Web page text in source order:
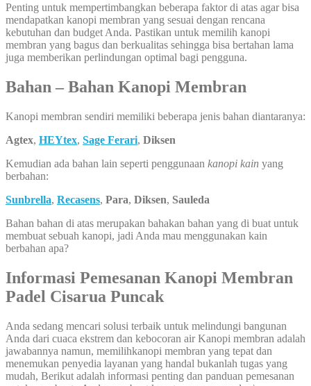
Penting untuk mempertimbangkan beberapa faktor di atas agar bisa
mendapatkan kanopi membran yang sesuai dengan rencana
kebutuhan dan budget Anda. Pastikan untuk memilih kanopi
membran yang bagus dan berkualitas sehingga bisa bertahan lama
juga memberikan perlindungan optimal bagi pengguna.
Bahan – Bahan Kanopi Membran
Kanopi membran sendiri memiliki beberapa jenis bahan diantaranya:
Agtex, HEYtex, Sage Ferari, Diksen
Kemudian ada bahan lain seperti penggunaan kanopi kain yang
berbahan:
Sunbrella, Recasens, Para, Diksen, Sauleda
Bahan bahan di atas merupakan bahakan bahan yang di buat untuk
membuat sebuah kanopi, jadi Anda mau menggunakan kain
berbahan apa?
Informasi Pemesanan Kanopi Membran
Padel Cisarua Puncak
Anda sedang mencari solusi terbaik untuk melindungi bangunan
Anda dari cuaca ekstrem dan kebocoran air Kanopi membran adalah
jawabannya namun, memilihkanopi membran yang tepat dan
menemukan penyedia layanan yang handal bukanlah tugas yang
mudah, Berikut adalah informasi penting dan panduan pemesanan